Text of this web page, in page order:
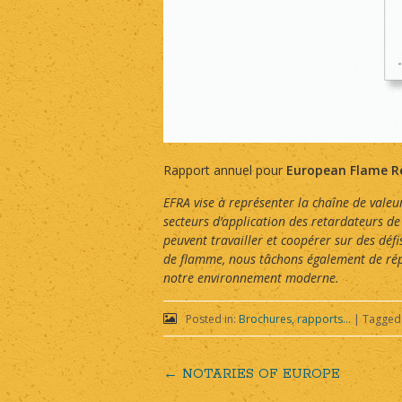
Rapport annuel pour European Flame
EFRA vise à représenter la chaîne de
secteurs d’application des retardateurs
peuvent travailler et coopérer sur des
de flamme, nous tâchons également de
notre environnement moderne.
Posted in: Brochures, rapports... |
Post
← NOTARIES OF EUROPE